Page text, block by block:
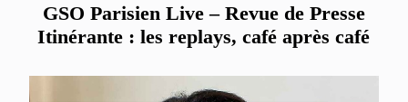
GSO Parisien Live – Revue de Presse
Itinérante : les replays, café après café